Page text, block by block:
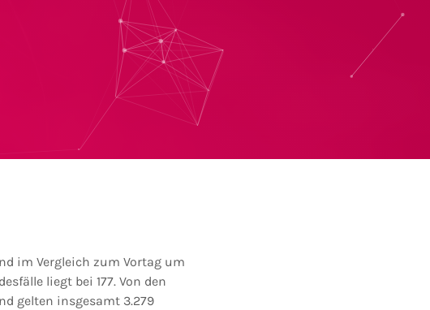
im Vergleich zum Vortag um
liegt bei 177. Von den
gelten insgesamt 3.279